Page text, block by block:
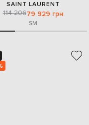
SAINT LAURENT
114 20679 929 грн
SM